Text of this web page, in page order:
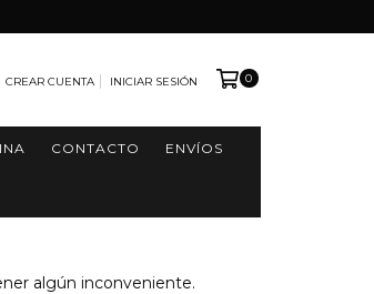
CREAR CUENTA INICIAR SESIÓN 0
CONTACTO ENVÍOS
algún inconveniente.